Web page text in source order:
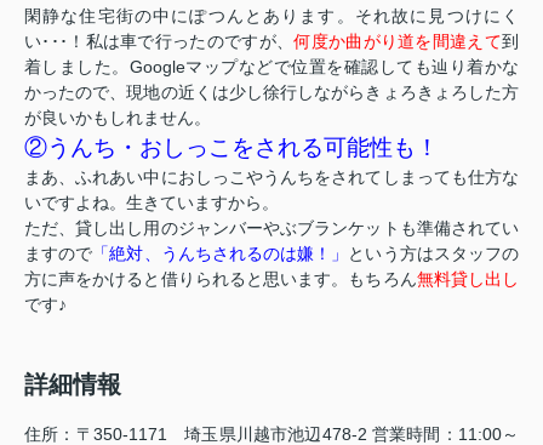
閑静な住宅街の中にぽつんとあります。それ故に見つけにく
い･･･！私は車で行ったのですが、何度か曲がり道を間違えて到
着しました。Googleマップなどで位置を確認しても辿り着かな
かったので、現地の近くは少し徐行しながらきょろきょろした方
が良いかもしれません。
②うんち・おしっこをされる可能性も！
まあ、ふれあい中におしっこやうんちをされてしまっても仕方な
いですよね。生きていますから。
ただ、貸し出し用のジャンバーやぶブランケットも準備されてい
ますので 「絶対、うんちされるのは嫌！」
という方はスタッフの
方に声をかけると借りられると思います。もちろん無料貸し出し
です♪
詳細情報
住所：〒350-1171 埼玉県川越市池辺478-2 営業時間：11:00～